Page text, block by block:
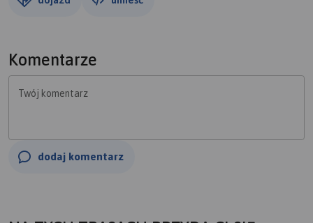
Komentarze
Twój komentarz
dodaj komentarz